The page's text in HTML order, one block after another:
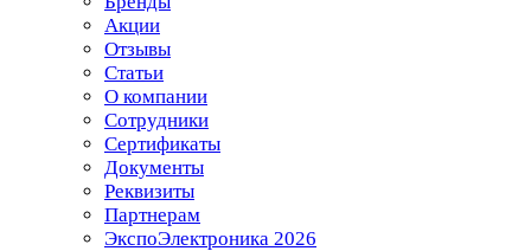
Акции
Отзывы
Статьи
О компании
Сотрудники
Сертификаты
Документы
Реквизиты
Партнерам
ЭкспоЭлектроника 2026